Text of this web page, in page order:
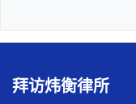
拜访炜衡律所